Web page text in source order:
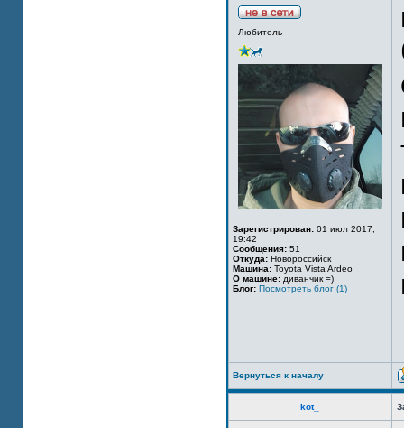
Любитель
Зарегистрирован: 01 июл 2017,
19:42
Сообщения: 51
Откуда: Новороссийск
Машина: Toyota Vista Ardeo
О машине: диванчик =)
Блог: Посмотреть блог (1)
Вернуться к началу
kot_